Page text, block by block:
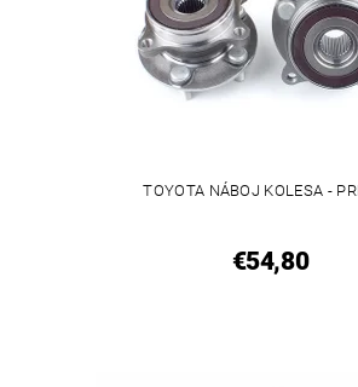
TOYOTA NÁBOJ KOLESA -
€54,80